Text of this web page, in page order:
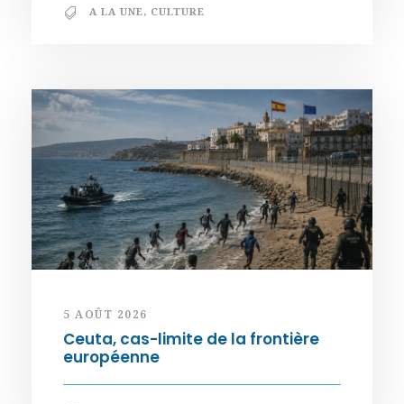
A LA UNE, CULTURE
5 AOÛT 2026
Ceuta, cas-limite de la frontière
européenne